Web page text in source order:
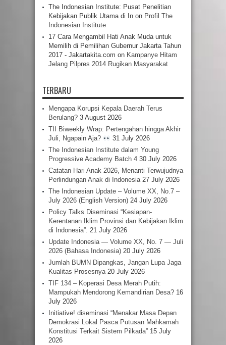
The Indonesian Institute: Pusat Penelitian
Kebijakan Publik Utama di In on Profil The
Indonesian Institute
17 Cara Mengambil Hati Anak Muda untuk
Memilih di Pemilihan Gubernur Jakarta Tahun
2017 - Jakartakita.com on Kampanye Hitam
Jelang Pilpres 2014 Rugikan Masyarakat
TERBARU
Mengapa Korupsi Kepala Daerah Terus
Berulang? 3 August 2026
TII Biweekly Wrap: Pertengahan hingga Akhir
Juli, Ngapain Aja?
31 July 2026
The Indonesian Institute dalam Young
Progressive Academy Batch 4 30 July 2026
Catatan Hari Anak 2026, Menanti Terwujudnya
Perlindungan Anak di Indonesia 27 July 2026
The Indonesian Update – Volume XX, No.7 –
July 2026 (English Version) 24 July 2026
Policy Talks Diseminasi “Kesiapan-
Kerentanan Iklim Provinsi dan Kebijakan Iklim
di Indonesia”. 21 July 2026
Update Indonesia — Volume XX, No. 7 — Juli
2026 (Bahasa Indonesia) 20 July 2026
Jumlah BUMN Dipangkas, Jangan Lupa Jaga
Kualitas Prosesnya 20 July 2026
TIF 134 – Koperasi Desa Merah Putih:
Mampukah Mendorong Kemandirian Desa? 16
July 2026
Initiative! diseminasi “Menakar Masa Depan
Demokrasi Lokal Pasca Putusan Mahkamah
Konstitusi Terkait Sistem Pilkada” 15 July
2026